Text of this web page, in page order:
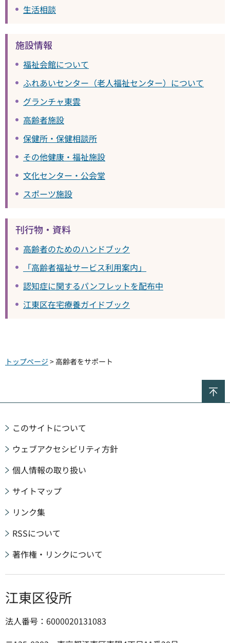
生活相談
施設情報
福祉会館について
ふれあいセンター（老人福祉センター）について
グランチャ東雲
高齢者施設
保健所・保健相談所
その他健康・福祉施設
文化センター・公会堂
スポーツ施設
刊行物・資料
高齢者のためのハンドブック
「高齢者福祉サービス利用案内」
認知症に関するパンフレットを配布中
江東区在宅療養ガイドブック
トップページ > 高齢者をサポート
このサイトについて
ウェブアクセシビリティ方針
個人情報の取り扱い
サイトマップ
リンク集
RSSについて
著作権・リンクについて
江東区役所
法人番号：6000020131083